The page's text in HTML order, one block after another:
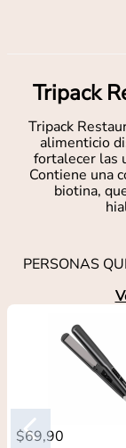
Tripack
Tripack
alimenticio
fortalecer las
Contiene una
biotina,
PERSONAS
$69,90